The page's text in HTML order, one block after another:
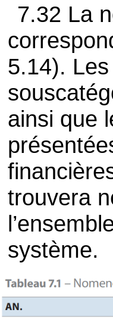
7.32 La
5.14).
ainsi que
trouvera
système.